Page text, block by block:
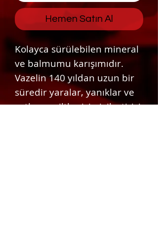
Hemen Satın Al
Kolayca sürülebilen mineral
ve balmumu karışımıdır.
Vazelin 140 yıldan uzun bir
süredir yaralar, yanıklar ve
çatlamış ciltler için iyileştirici